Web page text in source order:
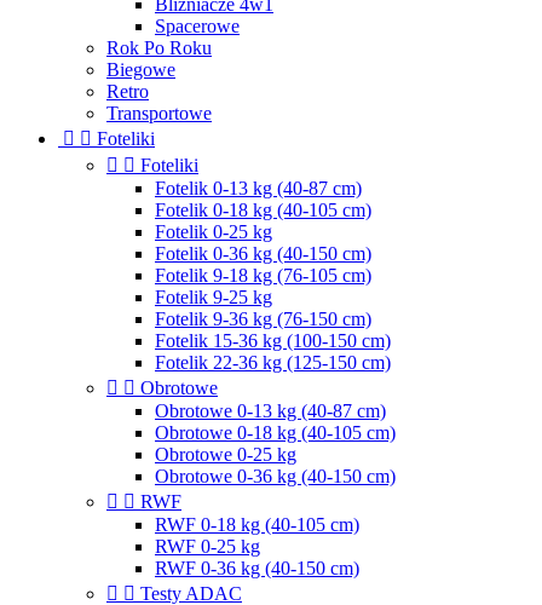
Bliźniacze 4w1
Spacerowe
Rok Po Roku
Biegowe
Retro
Transportowe
  Foteliki
  Foteliki
Fotelik 0-13 kg (40-87 cm)
Fotelik 0-18 kg (40-105 cm)
Fotelik 0-25 kg
Fotelik 0-36 kg (40-150 cm)
Fotelik 9-18 kg (76-105 cm)
Fotelik 9-25 kg
Fotelik 9-36 kg (76-150 cm)
Fotelik 15-36 kg (100-150 cm)
Fotelik 22-36 kg (125-150 cm)
  Obrotowe
Obrotowe 0-13 kg (40-87 cm)
Obrotowe 0-18 kg (40-105 cm)
Obrotowe 0-25 kg
Obrotowe 0-36 kg (40-150 cm)
  RWF
RWF 0-18 kg (40-105 cm)
RWF 0-25 kg
RWF 0-36 kg (40-150 cm)
  Testy ADAC